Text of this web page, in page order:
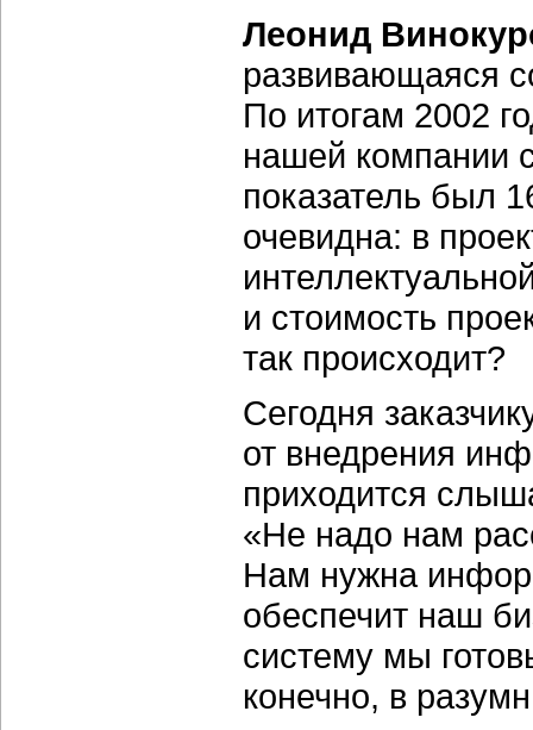
Леонид
развивающаяся
По итогам 2002
нашей компании
показатель был
очевидна: в
и стоимость
так происходит?
Сегодня
от внедрения
приходится
«Не надо нам
Нам нужна
обеспечит наш
систему мы
конечно, в